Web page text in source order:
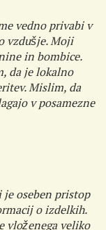
vedno privabi v
vzdušje. Moji
in bombice.
da je lokalno
Mislim, da
v posamezne
je oseben pristop
o izdelkih.
vloženega veliko